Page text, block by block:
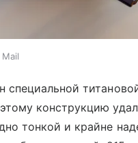
специальной
конструкцию
тонкой и крайне